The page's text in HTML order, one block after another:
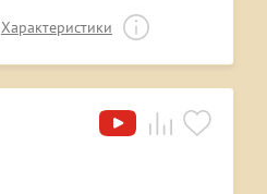
Характеристики